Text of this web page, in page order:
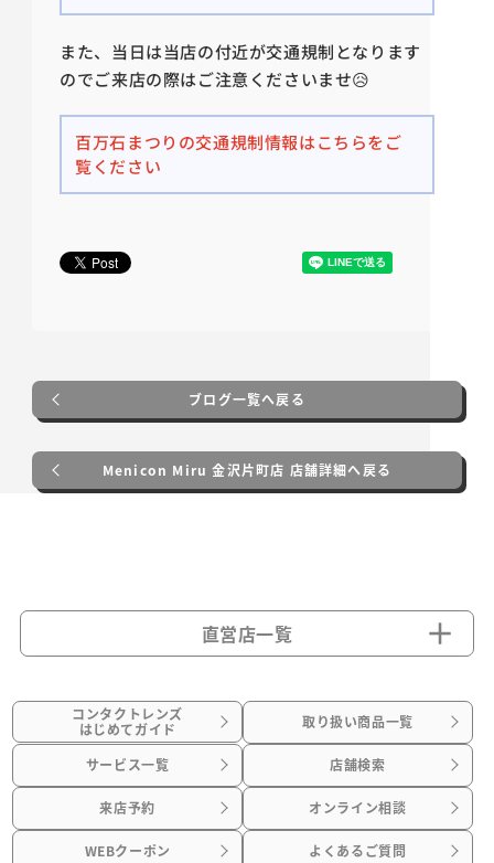
また、当日は当店の付近が交通規制となります
のでご来店の際はご注意くださいませ😥
百万石まつりの交通規制情報はこちらをご
覧ください
ブログ一覧へ戻る
Menicon Miru 金沢片町店 店舗詳細へ戻る
直営店一覧
コンタクトレンズ
はじめてガイド 取り扱い商品一覧
サービス一覧 店舗検索
来店予約 オンライン相談
WEBクーポン よくあるご質問